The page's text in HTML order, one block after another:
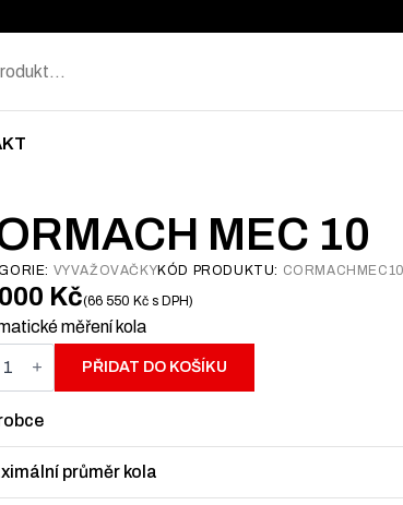
MEC 10
VYVAŽOVAČKYKÓD PRODUKTU: CORMACHMEC10
Kč 66 550 Kč s DPH
měření kola
PŘIDAT DO KOŠÍKU
průměr kola